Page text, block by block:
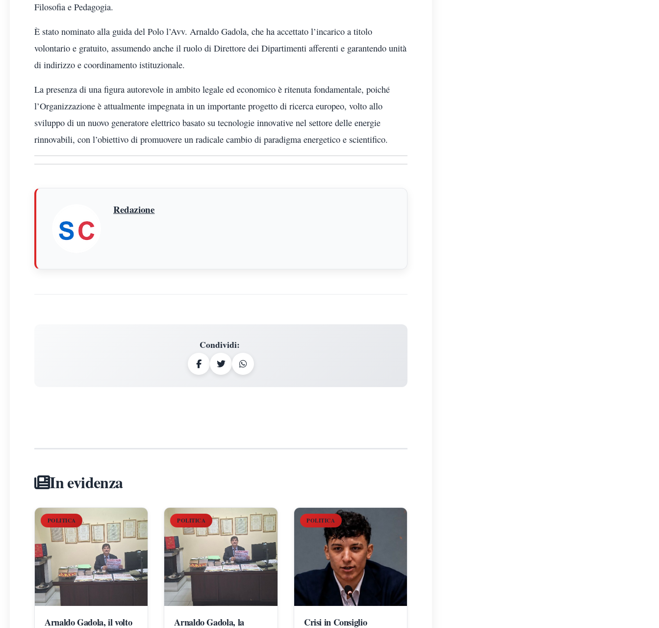
Filosofia e Pedagogia.
È stato nominato alla guida del Polo l’Avv. Arnaldo Gadola, che ha accettato l’incarico a titolo
volontario e gratuito, assumendo anche il ruolo di Direttore dei Dipartimenti afferenti e garantendo unità
di indirizzo e coordinamento istituzionale.
La presenza di una figura autorevole in ambito legale ed economico è ritenuta fondamentale, poiché
l’Organizzazione è attualmente impegnata in un importante progetto di ricerca europeo, volto allo
sviluppo di un nuovo generatore elettrico basato su tecnologie innovative nel settore delle energie
rinnovabili, con l’obiettivo di promuovere un radicale cambio di paradigma energetico e scientifico.
Redazione
Condividi:
In evidenza
POLITICA
Arnaldo Gadola, il volto
POLITICA
Arnaldo Gadola, la
POLITICA
Crisi in Consiglio